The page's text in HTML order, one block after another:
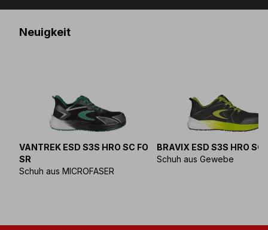
Neuigkeit
VANTREK ESD S3S HRO SC FO
SR
Schuh aus MICROFASER
BRAVIX ESD S3S HRO SC
Schuh aus Gewebe